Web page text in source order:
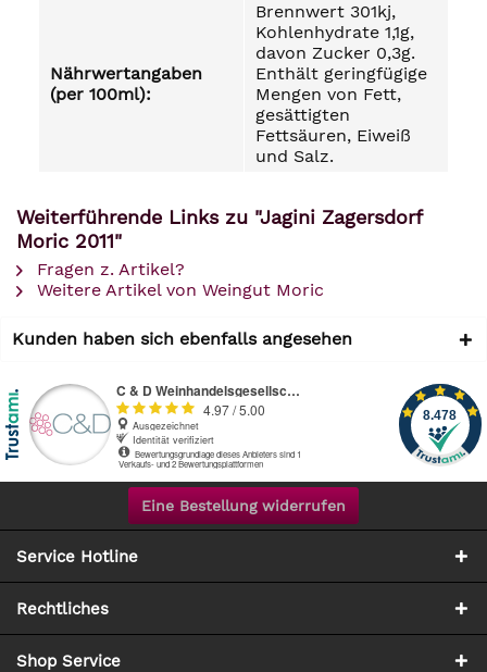
Nährwertangaben
(per 100ml):
Brennwert 301kj,
Kohlenhydrate 1,1g,
davon Zucker 0,3g.
Enthält geringfügige
Mengen von Fett,
gesättigten
Fettsäuren, Eiweiß
und Salz.
Weiterführende Links zu "Jagini Zagersdorf
Moric 2011"
Fragen z. Artikel?
Weitere Artikel von Weingut Moric
Kunden haben sich ebenfalls angesehen
Eine Bestellung widerrufen
Service Hotline
Rechtliches
Shop Service